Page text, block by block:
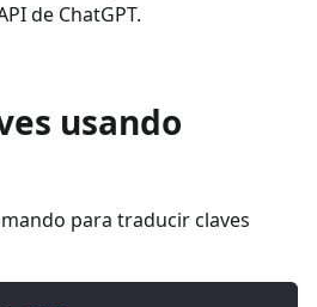
de ChatGPT.
usando
para traducir claves